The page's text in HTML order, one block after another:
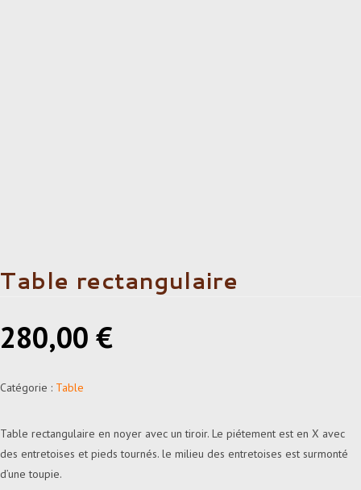
Table rectangulaire
280,00 €
Catégorie : Table
Table rectangulaire en noyer avec un tiroir. Le piétement est en X avec
des entretoises et pieds tournés. le milieu des entretoises est surmonté
d’une toupie.